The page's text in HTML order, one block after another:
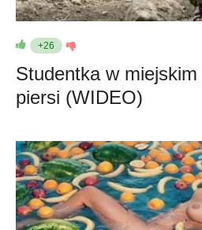
+26
Studentka w
piersi (WIDEO)